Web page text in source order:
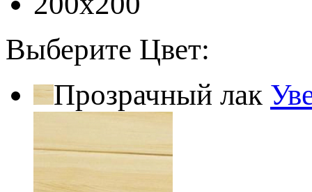
Выберите Цвет:
Прозрачный лак